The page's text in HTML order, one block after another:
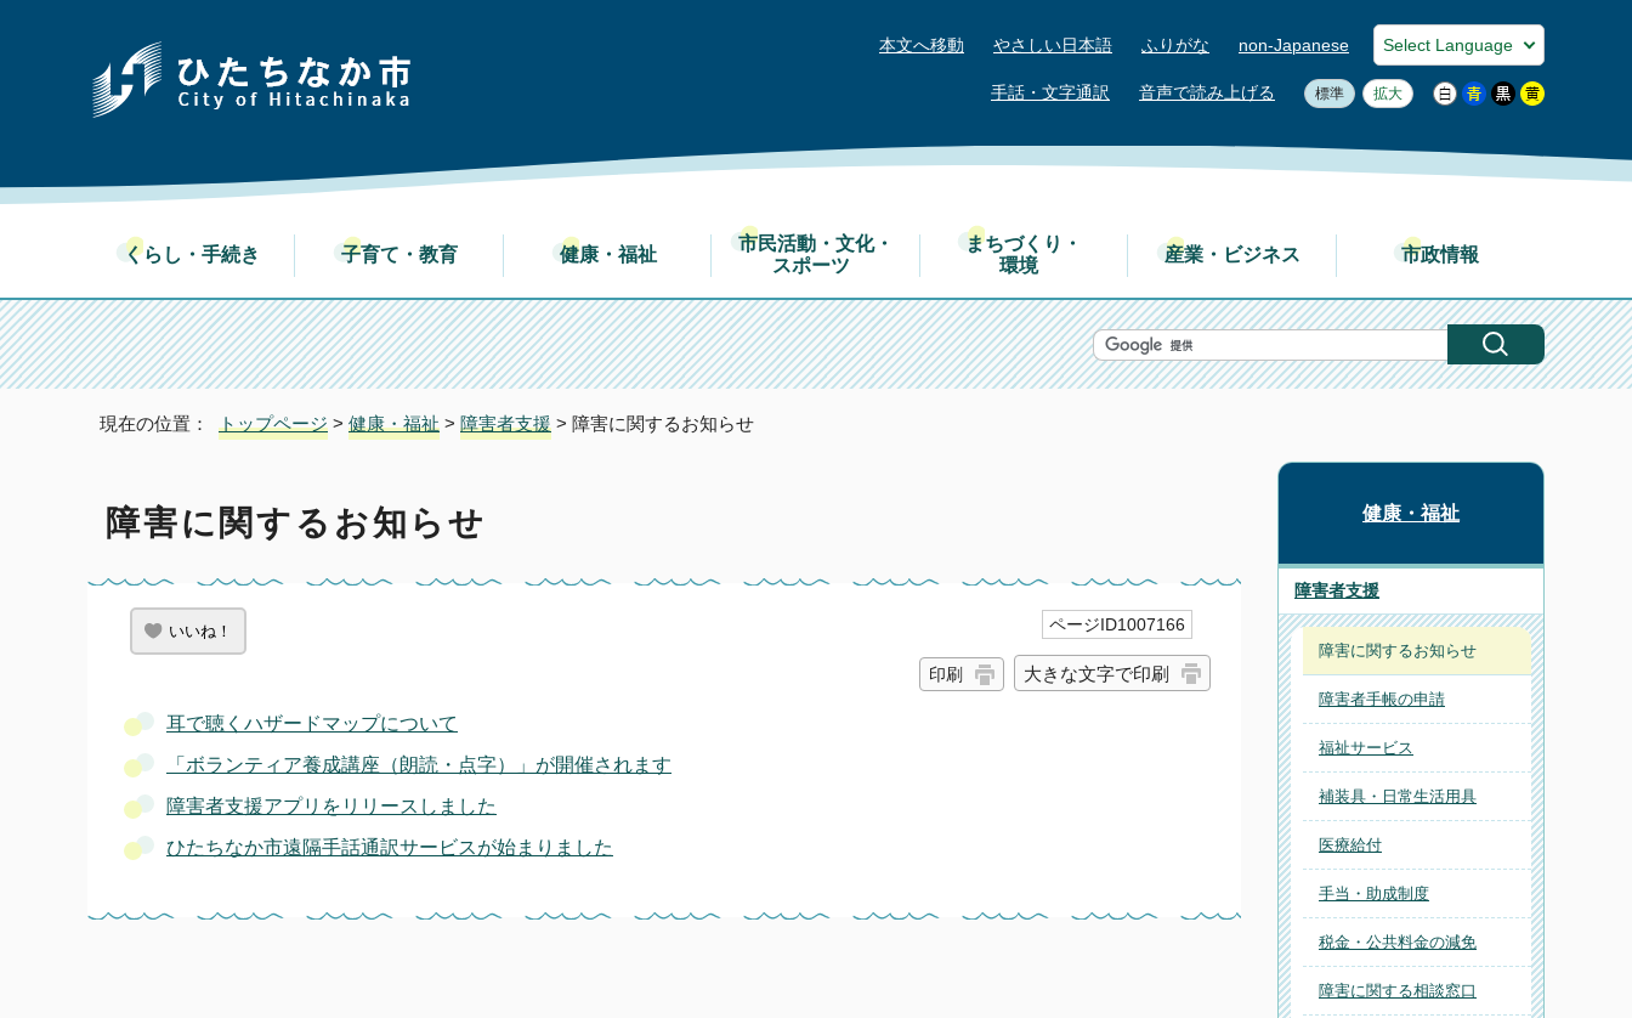
本文へ移動 やさしい日本語 ふりがな non-Japanese
手話・文字通訳 音声で読み上げる 標準 拡大
くらし・手続き 子育て・教育 健康・福祉
市民活動・文化・
スポーツ
まちづくり・
環境
産業・ビジネス 市政情報
現在の位置： トップページ > 健康・福祉 > 障害者支援 > 障害に関するお知らせ
障害に関するお知らせ
いいね！ ページID1007166
印刷 大きな文字で印刷
耳で聴くハザードマップについて
「ボランティア養成講座（朗読・点字）」が開催されます
障害者支援アプリをリリースしました
ひたちなか市遠隔手話通訳サービスが始まりました
健康・福祉
障害者支援
障害に関するお知らせ
障害者手帳の申請
福祉サービス
補装具・日常生活用具
医療給付
手当・助成制度
税金・公共料金の減免
障害に関する相談窓口